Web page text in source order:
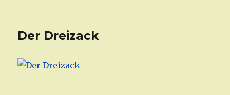
Der Dreizack